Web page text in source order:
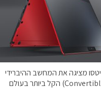
מציגה את המחשב ההיברידי